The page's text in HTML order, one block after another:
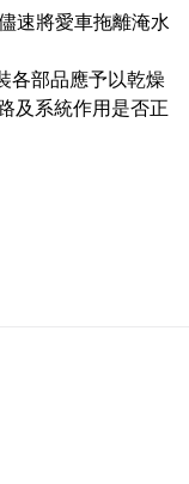
速將愛車拖離淹水
各部品應予以乾燥
及系統作用是否正